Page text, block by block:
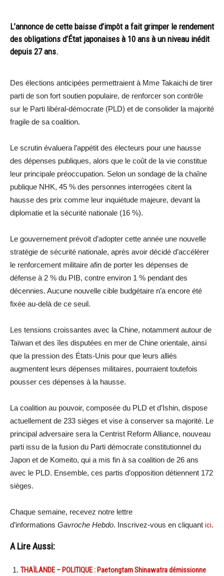
L’annonce de cette baisse d’impôt a fait grimper le rendement
des obligations d’État japonaises à 10 ans à un niveau inédit
depuis 27 ans.
Des élections anticipées permettraient à Mme Takaichi de tirer
parti de son fort soutien populaire, de renforcer son contrôle
sur le Parti libéral-démocrate (PLD) et de consolider la majorité
fragile de sa coalition.
Le scrutin évaluera l’appétit des électeurs pour une hausse
des dépenses publiques, alors que le coût de la vie constitue
leur principale préoccupation. Selon un sondage de la chaîne
publique NHK, 45 % des personnes interrogées citent la
hausse des prix comme leur inquiétude majeure, devant la
diplomatie et la sécurité nationale (16 %).
Le gouvernement prévoit d’adopter cette année une nouvelle
stratégie de sécurité nationale, après avoir décidé d’accélérer
le renforcement militaire afin de porter les dépenses de
défense à 2 % du PIB, contre environ 1 % pendant des
décennies. Aucune nouvelle cible budgétaire n’a encore été
fixée au-delà de ce seuil.
Les tensions croissantes avec la Chine, notamment autour de
Taïwan et des îles disputées en mer de Chine orientale, ainsi
que la pression des États-Unis pour que leurs alliés
augmentent leurs dépenses militaires, pourraient toutefois
pousser ces dépenses à la hausse.
La coalition au pouvoir, composée du PLD et d’Ishin, dispose
actuellement de 233 sièges et vise à conserver sa majorité. Le
principal adversaire sera la Centrist Reform Alliance, nouveau
parti issu de la fusion du Parti démocrate constitutionnel du
Japon et de Komeito, qui a mis fin à sa coalition de 26 ans
avec le PLD. Ensemble, ces partis d’opposition détiennent 172
sièges.
Chaque semaine, recevez notre lettre
d’informations Gavroche Hebdo. Inscrivez-vous en cliquant ici.
A Lire Aussi:
THAÏLANDE – POLITIQUE : Paetongtarn Shinawatra démissionne